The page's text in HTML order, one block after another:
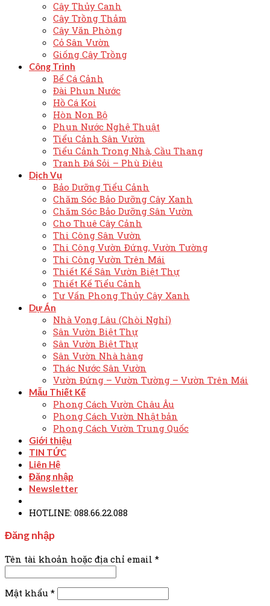
Cây Thủy Canh
Cây Trồng Thảm
Cây Văn Phòng
Cỏ Sân Vườn
Giống Cây Trồng
Công Trình
Bể Cá Cảnh
Đài Phun Nước
Hồ Cá Koi
Hòn Non Bộ
Phun Nước Nghệ Thuật
Tiểu Cảnh Sân Vườn
Tiểu Cảnh Trong Nhà, Cầu Thang
Tranh Đá Sỏi – Phù Điêu
Dịch Vụ
Bảo Dưỡng Tiểu Cảnh
Chăm Sóc Bảo Dưỡng Cây Xanh
Chăm Sóc Bảo Dưỡng Sân Vườn
Cho Thuê Cây Cảnh
Thi Công Sân Vườn
Thi Công Vườn Đứng, Vườn Tường
Thi Công Vườn Trên Mái
Thiết Kế Sân Vườn Biệt Thự
Thiết Kế Tiểu Cảnh
Tư Vấn Phong Thủy Cây Xanh
Dự Án
Nhà Vọng Lâu (Chòi Nghỉ)
Sân Vườn Biệt Thự
Sân Vườn Biệt Thự
Sân Vườn Nhà hàng
Thác Nước Sân Vườn
Vườn Đứng – Vườn Tường – Vườn Trên Mái
Mẫu Thiết Kế
Phong Cách Vườn Châu Âu
Phong Cách Vườn Nhật bản
Phong Cách Vườn Trung Quốc
Giới thiệu
TIN TỨC
Liên Hệ
Đăng nhập
Newsletter
HOTLINE: 088.66.22.088
Đăng nhập
Tên tài khoản hoặc địa chỉ email *
Mật khẩu *